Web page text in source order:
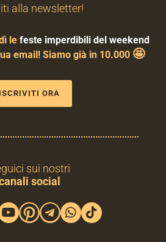
alla newsletter!
le feste imperdibili del weekend
email! Siamo già in 10.000 🤩
ISCRIVITI ORA
sui nostri
social